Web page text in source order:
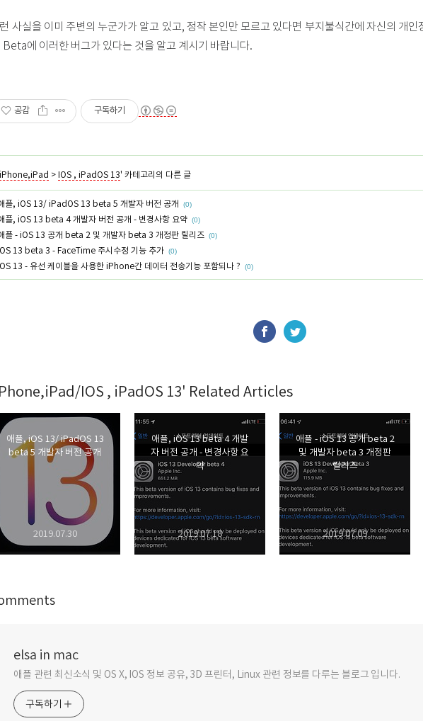
사실을 이미 주변의 누군가가 알고 있고, 정작 본인만 모르고 있다면 부지불식간에 자신의 개인
Beta에 이러한 버그가 있다는 것을 알고 계시기 바랍니다.
공감 구독하기
iPhone,iPad >IOS , iPadOS 13' 카테고리의 다른 글
플, iOS 13/ iPadOS 13 beta 5 개발자 버전 공개 (0)
플, iOS 13 beta 4 개발자 버전 공개 - 변경사항 요약 (0)
플 - iOS 13 공개 beta 2 및 개발자 beta 3 개정판 릴리즈 (0)
13 beta 3 - FaceTime 주시수정 기능 추가 (0)
13 - 유선 케이블을 사용한 iPhone간 데이터 전송기능 포함되나 ? (0)
IOS , iPadOS 13' Related Articles
2019.07.30
애플, iOS 13/ iPadOS 13
beta 5 개발자 버전 공개
2019.07.18
애플, iOS 13 beta 4 개발
자 버전 공개 - 변경사항 요
약
2019.07.09
애플 - iOS 13 공개 beta 2
및 개발자 beta 3 개정판
릴리즈
elsa in mac
애플 관련 최신소식 및 OS X, IOS 정보 공유, 3D 프린터, Linux 관련 정보를 다루는 블로그 입니다.
구독하기